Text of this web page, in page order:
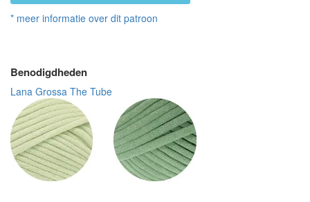
* meer informatie over dit patroon
Benodigdheden
Lana Grossa The Tube